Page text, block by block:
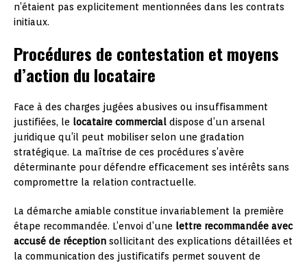
n’étaient pas explicitement mentionnées dans les contrats
initiaux.
Procédures de contestation et moyens
d’action du locataire
Face à des charges jugées abusives ou insuffisamment
justifiées, le locataire commercial dispose d’un arsenal
juridique qu’il peut mobiliser selon une gradation
stratégique. La maîtrise de ces procédures s’avère
déterminante pour défendre efficacement ses intérêts sans
compromettre la relation contractuelle.
La démarche amiable constitue invariablement la première
étape recommandée. L’envoi d’une lettre recommandée avec
accusé de réception sollicitant des explications détaillées et
la communication des justificatifs permet souvent de